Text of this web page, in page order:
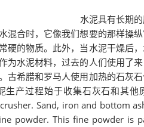
水泥具有长期
混合时，它像我们想要的那样操
硬的物质。此外，当水泥干燥后
为水泥材料，过去的人们使用了
古希腊和罗马人使用加热的石灰
生产过程始于收集石灰石和其
Sand, iron and bottom
powder. This fine powder is